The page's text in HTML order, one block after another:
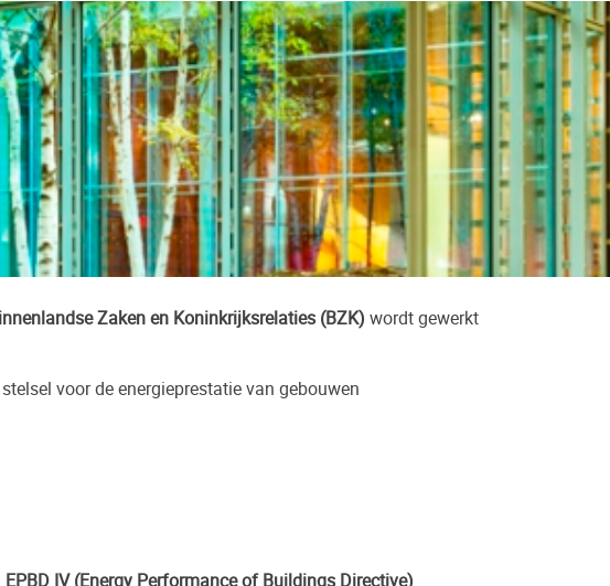
Zaken en Koninkrijksrelaties (BZK) wordt gewerkt
voor de energieprestatie van gebouwen
EPBD IV (Energy Performance of Buildings Directive).